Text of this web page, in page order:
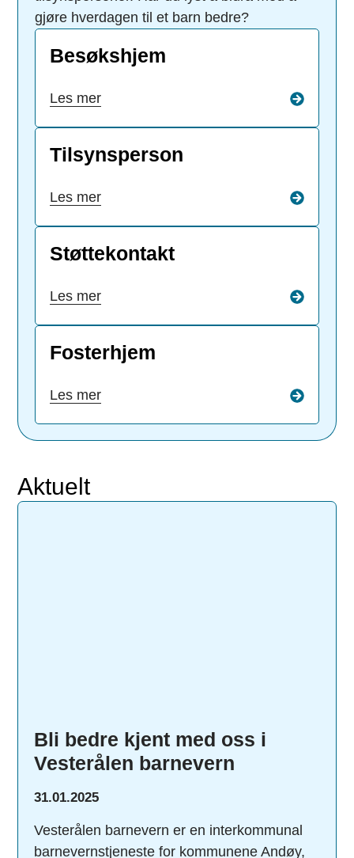
gjøre hverdagen til et barn bedre?
Besøkshjem
Les mer
Tilsynsperson
Les mer
Støttekontakt
Les mer
Fosterhjem
Les mer
Aktuelt
Bli bedre kjent med oss i
Vesterålen barnevern
31.01.2025
Vesterålen barnevern er en interkommunal
barnevernstjeneste for kommunene Andøy,